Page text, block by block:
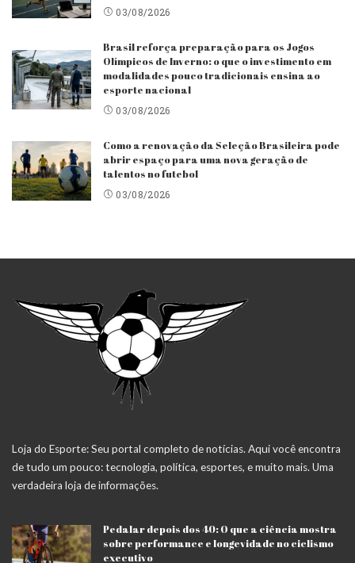
03/08/2026
Brasil reforça preparação para os Jogos
Olímpicos de Inverno: o que o investimento em
modalidades pouco tradicionais ensina ao
esporte nacional
03/08/2026
Como a renovação da Seleção Brasileira pode
abrir espaço para uma nova geração de
talentos no futebol
03/08/2026
Loja do Esporte: Seu portal completo de notícias. Aqui você encontra
de tudo um pouco: tecnologia, política, esportes, e muito mais. Uma
verdadeira loja de informações.
Pedalar depois dos 40: O que a ciência mostra
sobre performance e longevidade no ciclismo
executivo